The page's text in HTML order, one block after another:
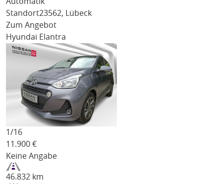
Standort23562, Lübeck
Zum Angebot
Hyundai Elantra
1/16
11.900 €
Keine Angabe
46.832 km